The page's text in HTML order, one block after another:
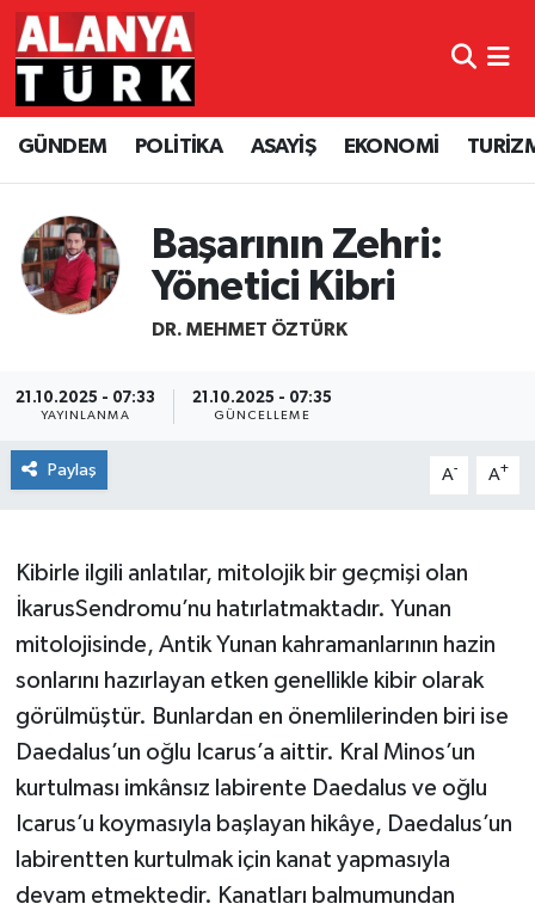
GÜNDEM POLİTİKA ASAYİŞ EKONOMİ
Başarının Zehri:
Yönetici Kibri
DR. MEHMET ÖZTÜRK
21.10.2025 - 07:33
YAYINLANMA
21.10.2025 - 07:35
GÜNCELLEME
Paylaş A- A+
Kibirle ilgili anlatılar, mitolojik bir geçmişi olan
İkarusSendromu’nu hatırlatmaktadır. Yunan
mitolojisinde, Antik Yunan kahramanlarının hazin
sonlarını hazırlayan etken genellikle kibir olarak
görülmüştür. Bunlardan en önemlilerinden biri ise
Daedalus’un oğlu Icarus’a aittir. Kral Minos’un
kurtulması imkânsız labirente Daedalus ve oğlu
Icarus’u koymasıyla başlayan hikâye, Daedalus’un
labirentten kurtulmak için kanat yapmasıyla
devam etmektedir. Kanatları balmumundan
GÜNDEM
POLİTİKA
ASAYİŞ
EKONOMİ
SPOR
ÇEVRE
Nöbetçi Eczaneler
Hava Durumu
Namaz Vakitleri
Trafik Durumu
Süper Lig Puan Durumu ve Fikstür
Tüm Manşetler
Son Dakika Haberleri